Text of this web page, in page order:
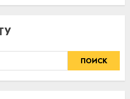
09.08.2026